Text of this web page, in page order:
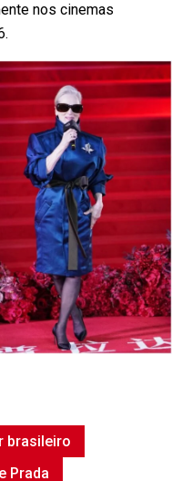
nos cinemas
brasileiro
Prada